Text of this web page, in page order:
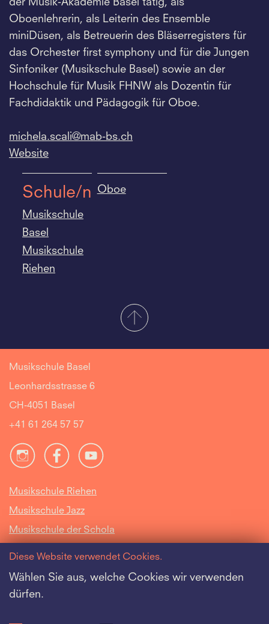
der Musik-Akademie Basel tätig, als
Oboenlehrerin, als Leiterin des Ensemble
miniDüsen, als Betreuerin des Bläserregisters für
das Orchester first symphony und für die Jungen
Sinfoniker (Musikschule Basel) sowie an der
Hochschule für Musik FHNW als Dozentin für
Fachdidaktik und Pädagogik für Oboe.
michela.scali@mab-bs.ch
Website
Schule/n
Musikschule
Basel
Musikschule
Riehen
Oboe
Musikschule Basel
Leonhardsstrasse 6
CH-4051 Basel
+41 61 264 57 57
Musikschule Riehen
Musikschule Jazz
Musikschule der Schola
Intranet
Offene Stellen
Diese Website verwendet Cookies.
Wählen Sie aus, welche Cookies wir verwenden
dürfen.